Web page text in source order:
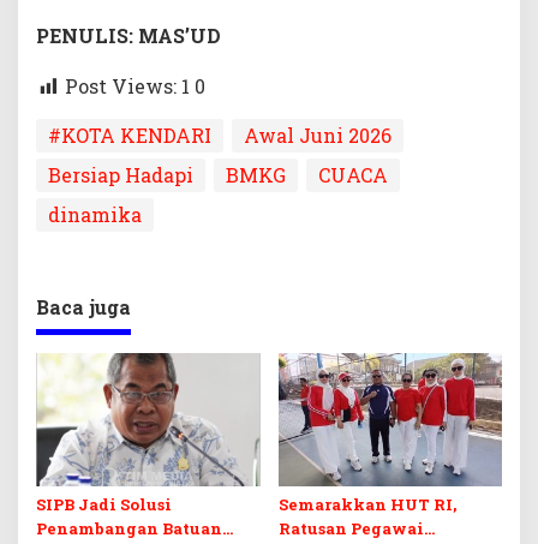
PENULIS: MAS’UD
Post Views: 1 0
#KOTA KENDARI
Awal Juni 2026
Bersiap Hadapi
BMKG
CUACA
dinamika
Baca juga
SIPB Jadi Solusi
Penambangan Batuan
Semarakkan HUT RI,
Ratusan Pegawai